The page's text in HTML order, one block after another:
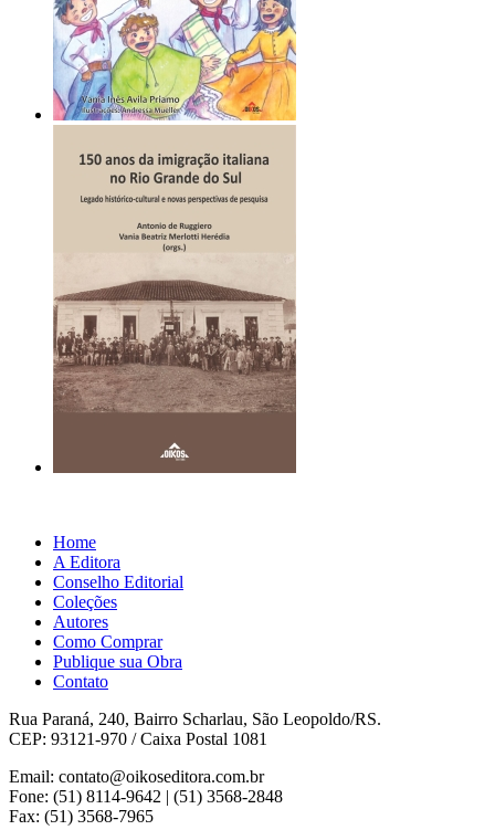
Home
A Editora
Conselho Editorial
Coleções
Autores
Como Comprar
Publique sua Obra
Contato
Rua Paraná, 240, Bairro Scharlau, São Leopoldo/RS.
CEP: 93121-970 / Caixa Postal 1081
Email: contato@oikoseditora.com.br
Fone: (51) 8114-9642 | (51) 3568-2848
Fax: (51) 3568-7965